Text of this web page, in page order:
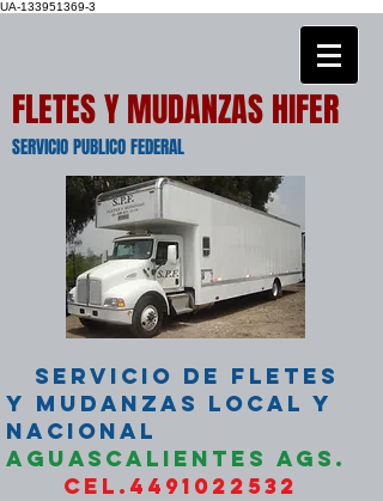
UA-133951369-3
FLETES Y MUDANZAS HIFER
SERVICIO PUBLICO FEDERAL
SERVICIO DE FLETES
Y MUDANZAS LOCAL Y
NACIONAL
AGUASCALIENTES AGS.
CEL.4491022532